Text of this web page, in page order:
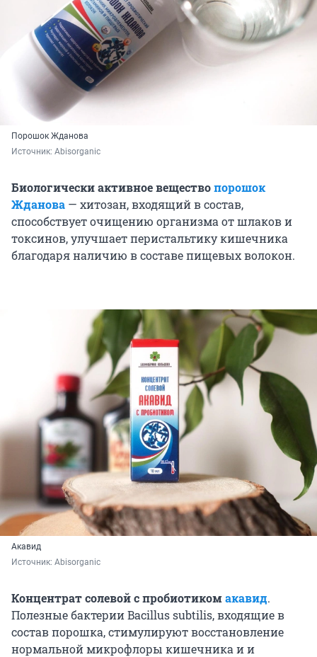
Порошок Жданова
Источник: Abisorganic
Биологически активное веществопорошок
Жданова — хитозан, входящий в состав,
способствует очищению организма от шлаков и
токсинов, улучшает перистальтику кишечника
благодаря наличию в составе пищевых волокон.
Акавид
Источник: Abisorganic
Концентрат солевой с пробиотикомакавид.
Полезные бактерии Bacillus subtilis, входящие в
состав порошка, стимулируют восстановление
нормальной микрофлоры кишечника и и